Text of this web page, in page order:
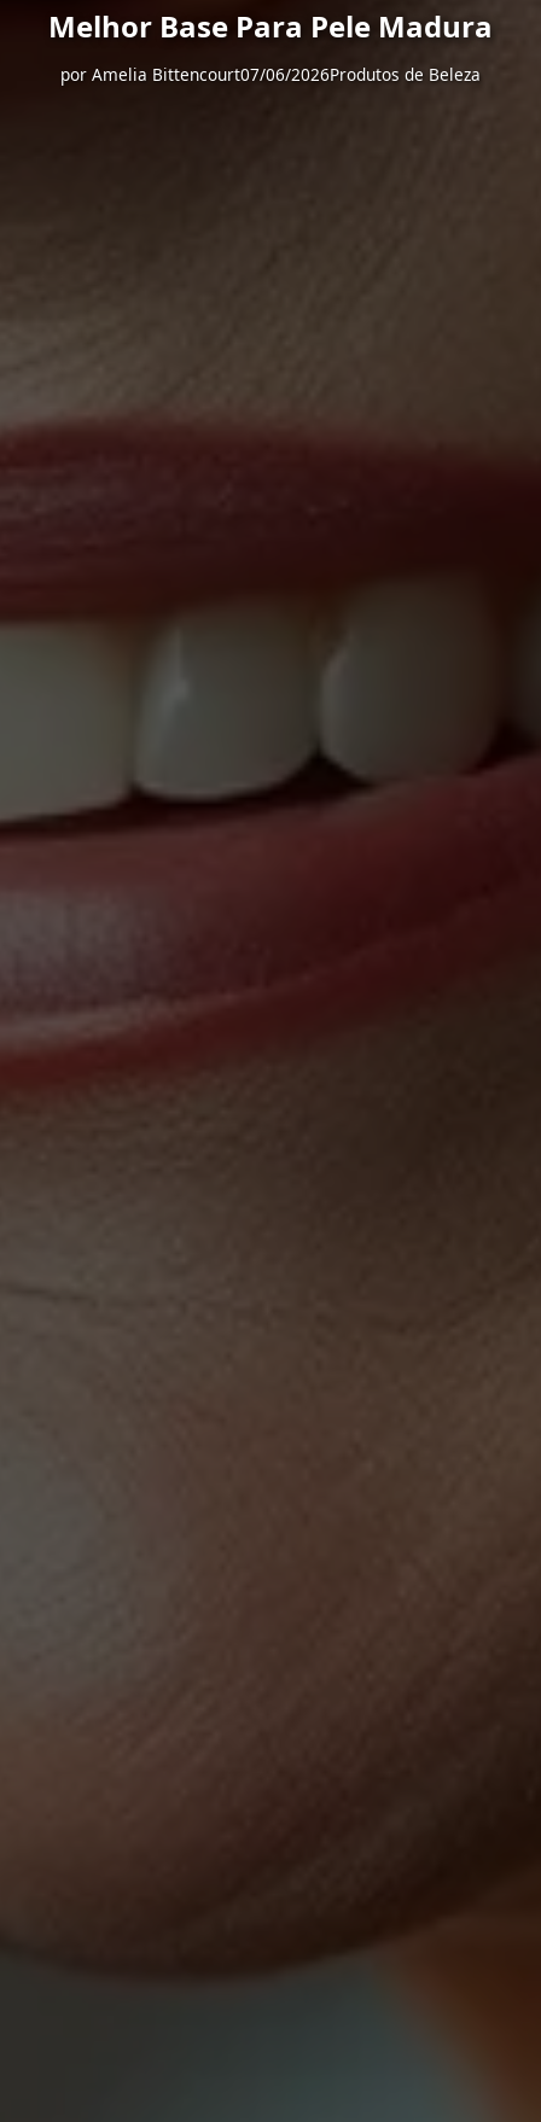
Melhor Base Para Pele Madura
por Amelia Bittencourt07/06/2026Produtos de Beleza